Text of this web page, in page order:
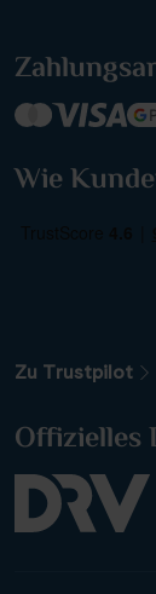
Wie
Zu Trustpilot
Offizielles